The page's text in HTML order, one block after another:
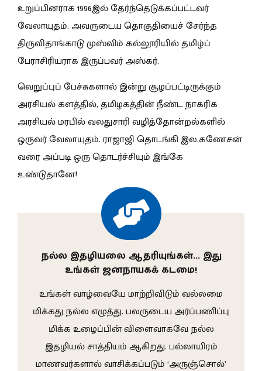
உறுப்பினராக 1996இல் தேர்ந்தெடுக்கப்பட்டவர்
வேலாயுதம். அவருடைய தொகுதியைச் சேர்ந்த
திருவிதாங்காடு முஸ்லிம் கல்லூரியில் தமிழ்ப்
பேராசிரியராக இருப்பவர் அஸ்கர்.
வெறுப்புப் பேச்சுகளால் இன்று சூழப்பட்டிருக்கும்
அரசியல் களத்தில், தமிழகத்தின் நீண்ட நாகரிக
அரசியல் மரபில் வலதுசாரி வழித்தோன்றல்களில்
ஒருவர் வேலாயுதம். ராஜாஜி தொடங்கி இல.கணேசன்
வரை அப்படி ஒரு தொடர்ச்சியும் இங்கே
உண்டுதானே!
நல்ல இதழியலை ஆதரியுங்கள்… இது
உங்கள் ஜனநாயகக் கடமை!
உங்கள் வாழ்வையே மாற்றிவிடும் வல்லமை
மிக்கது நல்ல எழுத்து. பலருடைய அர்ப்பணிப்பு
மிக்க உழைப்பின் விளைவாகவே நல்ல
இதழியல் சாத்தியம் ஆகிறது. பல்லாயிரம்
மாணவர்களால் வாசிக்கப்படும் ‘அருஞ்சொல்’